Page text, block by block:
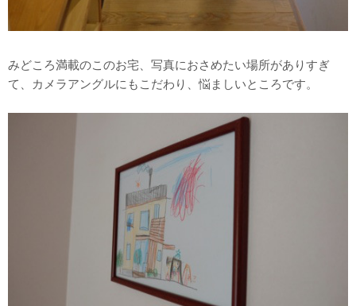
みどころ満載のこのお宅、写真におさめたい場所がありすぎ
て、カメラアングルにもこだわり、悩ましいところです。